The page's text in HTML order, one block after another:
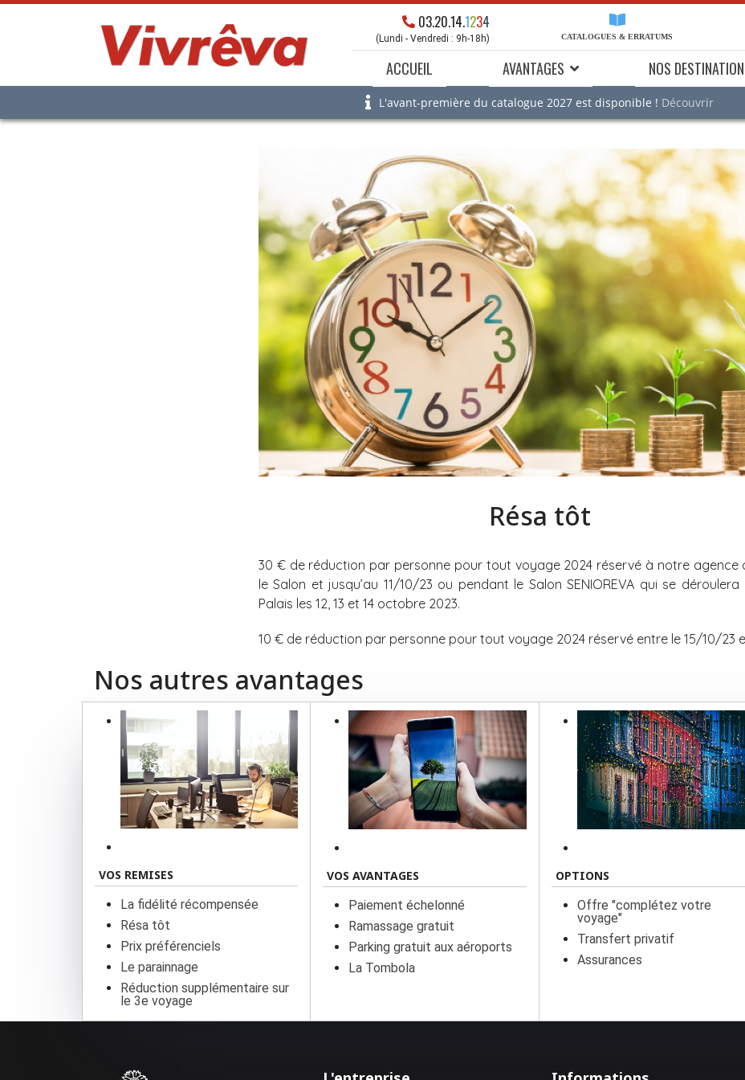
03.20.14.1234
(Lundi - Vendredi : 9h-18h) CATALOGUES & ERRATUMS
ACCUEIL AVANTAGES NOS
L'avant-première du catalogue 2027 est disponible ! Découvrir
Résa tôt
30 € de réduction par personne pour tout voyage 2024 réservé à notre agence
le Salon et jusqu’au 11/10/23 ou pendant le Salon SENIOREVA qui se déroulera
Palais les 12, 13 et 14 octobre 2023.
10 € de réduction par personne pour tout voyage 2024 réservé entre le 15/10/23
Nos autres avantages
VOS REMISES
La fidélité récompensée
Résa tôt
Prix préférenciels
Le parainnage
Réduction supplémentaire sur
le 3e voyage
VOS AVANTAGES
Paiement échelonné
Ramassage gratuit
Parking gratuit aux aéroports
La Tombola
OPTIONS
Offre "complétez votre
voyage"
Transfert privatif
Assurances